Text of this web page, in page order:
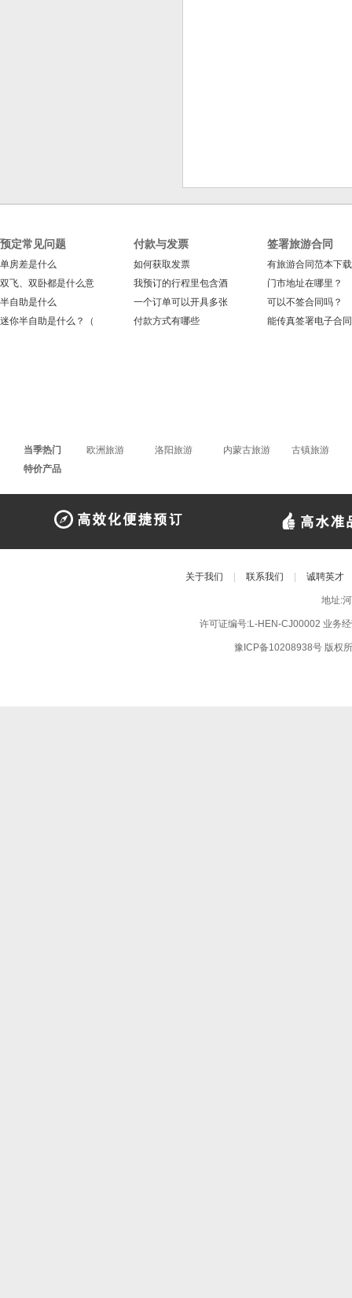
预定常见问题
单房差是什么
双飞、双卧都是什么意
半自助是什么
迷你半自助是什么？（
付款与发票
如何获取发票
我预订的行程里包含酒
一个订单可以开具多张
付款方式有哪些
签署旅游合同
有旅游合同范本下
门市地址在哪里？
可以不签合同吗？
能传真签署电子合
当季热门 欧洲旅游 洛阳旅游 内蒙古旅游
古镇旅游
特价产品
关于我们 联系我们 诚聘英才
地址:
许可证编号:L-HEN-CJ00002 业务
豫ICP备10208938号 版权